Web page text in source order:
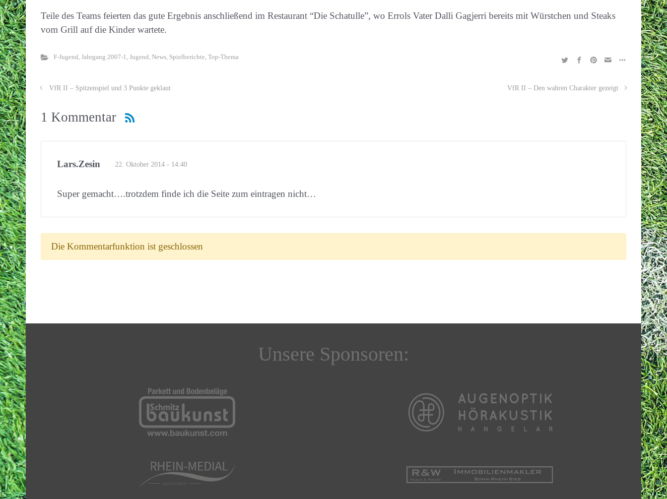
Teile des Teams feierten das gute Ergebnis anschließend im Restaurant “Die Schatulle”, wo Errols Vater Dalli Gagjerri bereits mit Würstchen und Steaks
vom Grill auf die Kinder wartete.
F-Jugend , Jahrgang 2007-1, Jugend , News, Spielberichte, Top-Thema
VfR II – Spitzenspiel und 3 Punkte geklaut VfR II – Den wahren Charakter gezeigt
1 Kommentar
Lars.Zesin 22. Oktober 2014 - 14:40
Super gemacht….trotzdem finde ich die Seite zum eintragen nicht…
Die Kommentarfunktion ist geschlossen
Unsere Sponsoren: